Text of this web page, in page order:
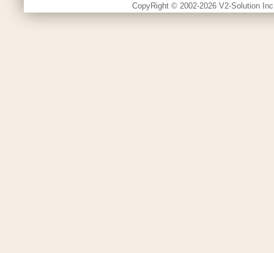
CopyRight © 2002-2026 V2-Solution